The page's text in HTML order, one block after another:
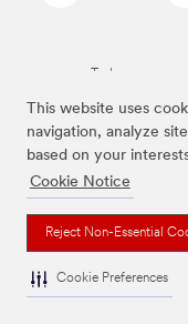
This website uses
navigation, analyze
based on your
Cookie Notice
Reject Non-Essential
Cookie Preferences
Todas as